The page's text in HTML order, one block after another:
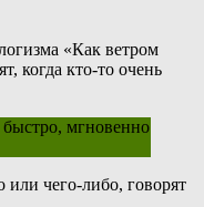
«Как ветром
когда кто-то очень
быстро, мгновенно
или чего-либо, говорят